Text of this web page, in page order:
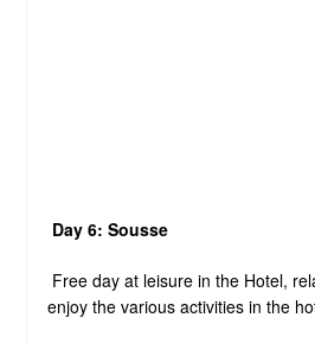
Day 6: Sousse
Free day at leisure in the Hotel,
enjoy the various activities in the